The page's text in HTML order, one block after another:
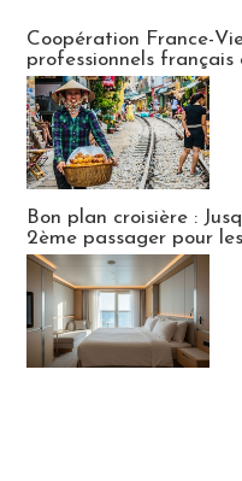
Coopération France-
professionnels français
Bon plan croisière :
2ème passager pour